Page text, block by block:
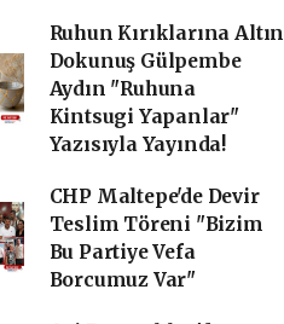
Ruhun Kırıklarına Altın
Dokunuş Gülpembe
Aydın "Ruhuna
Kintsugi Yapanlar"
Yazısıyla Yayında!
CHP Maltepe'de Devir
Teslim Töreni "Bizim
Bu Partiye Vefa
Borcumuz Var"